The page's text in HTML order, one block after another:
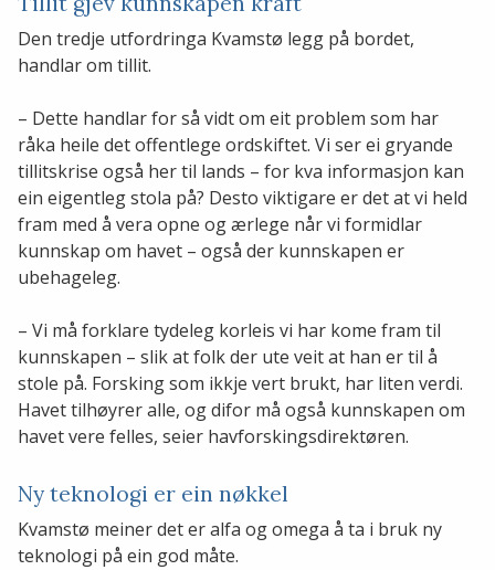
Den tredje utfordringa Kvamstø legg på bordet,
handlar om tillit.
– Dette handlar for så vidt om eit problem som har
råka heile det offentlege ordskiftet. Vi ser ei gryande
tillitskrise også her til lands – for kva informasjon kan
ein eigentleg stola på? Desto viktigare er det at vi held
fram med å vera opne og ærlege når vi formidlar
kunnskap om havet – også der kunnskapen er
ubehageleg.
– Vi må forklare tydeleg korleis vi har kome fram til
kunnskapen – slik at folk der ute veit at han er til å
stole på. Forsking som ikkje vert brukt, har liten verdi.
Havet tilhøyrer alle, og difor må også kunnskapen om
havet vere felles, seier havforskingsdirektøren.
Ny teknologi er ein nøkkel
Kvamstø meiner det er alfa og omega å ta i bruk ny
teknologi på ein god måte.